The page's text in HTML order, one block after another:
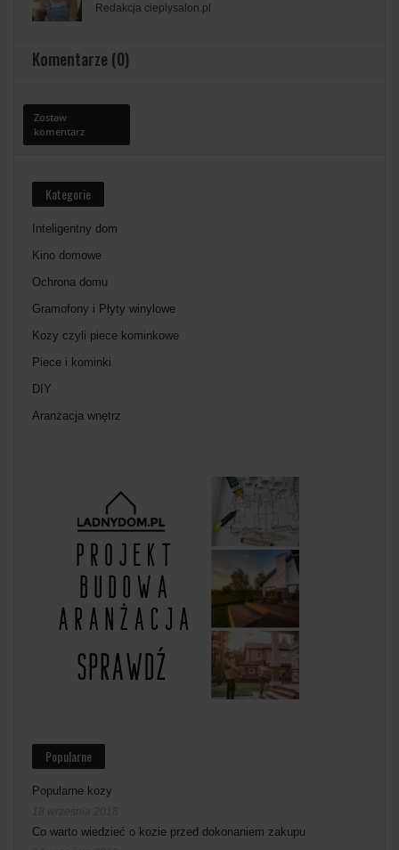
Redakcja cieplysalon.pl
Komentarze (0)
Zostaw
komentarz
Kategorie
Inteligentny dom
Kino domowe
Ochrona domu
Gramofony i Płyty winylowe
Kozy czyli piece kominkowe
Piece i kominki
DIY
Aranżacja wnętrz
Popularne
Popularne kozy
Co warto wiedzieć o kozie przed dokonaniem zakupu